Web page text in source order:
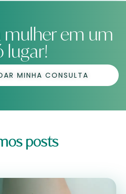
mulher em um
lugar!
MINHA CONSULTA
posts